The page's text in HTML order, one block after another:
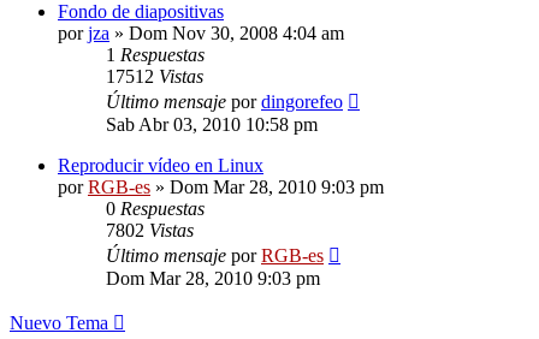
Fondo de diapositivas
porjza » Dom Nov 30, 2008 4:04 am
1 Respuestas
17512 Vistas
Último mensaje pordingorefeo
Sab Abr 03, 2010 10:58 pm
Reproducir vídeo en Linux
porRGB-es » Dom Mar 28, 2010 9:03 pm
0 Respuestas
7802 Vistas
Último mensaje porRGB-es
Dom Mar 28, 2010 9:03 pm
Nuevo Tema